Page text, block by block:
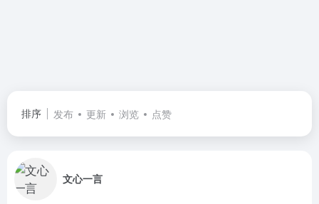
排序 发布 更新 浏览 点赞
文心一言